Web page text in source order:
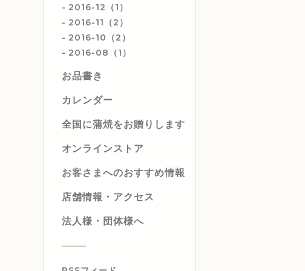
2016-12（1）
2016-11（2）
2016-10（2）
2016-08（1）
お品書き
カレンダー
全国に蒲焼をお贈りします
オンラインストア
お客さまへのおすすめ情報
店舗情報・アクセス
法人様・団体様へ